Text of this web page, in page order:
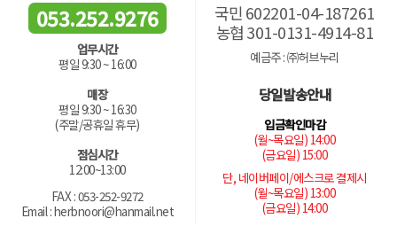
053.252.9276
업무시간
평일 9:30 ~ 16:00
매장
평일 9:30 ~ 16:30
(주말/공휴일 휴무)
점심시간
12:00~13:00
FAX : 053-252-9272
Email : herbnoori@hanmail.net
국민 602201-04-187261
농협 301-0131-4914-81
예금주 : ㈜허브누리
당일발송안내
입금확인마감
(월~목요일) 14:00
(금요일) 15:00
단, 네이버페이/에스크로 결제시
(월~목요일) 13:00
(금요일) 14:00